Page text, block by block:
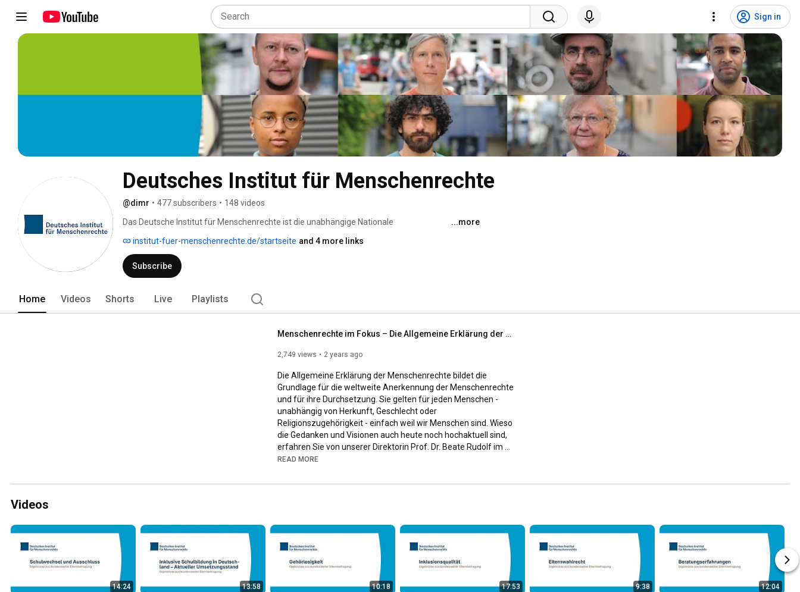
Sign in
Deutsches Institut für Menschenrechte
@dimr • 477 subscribers • 148 videos
Das Deutsche Institut für Menschenrechte ist die unabhängige Nationale
...more
institut-fuer-menschenrechte.de/startseite and 4 more links
Subscribe
Home Videos Shorts Live Playlists
Menschenrechte im Fokus – Die Allgemeine Erklärung der Menschenrechte
2,749 views 2 years ago
Die Allgemeine Erklärung der Menschenrechte bildet die
Grundlage für die weltweite Anerkennung der Menschenrechte
und für ihre Durchsetzung. Sie gelten für jeden Menschen -
unabhängig von Herkunft, Geschlecht oder
Religionszugehörigkeit - einfach weil wir Menschen sind. Wieso
die Gedanken und Visionen auch heute noch hochaktuell sind,
erfahren Sie von unserer Direktorin Prof. Dr. Beate Rudolf im
Video.
Das Video ist Teil unserer Reihe „Menschenrechte im Fokus“,
Weitere Informationen zur Allgemeinen Erklärung der
https://www.institut-fuer-menschenrec...
Produktion: Time Prints Film & Media, 2023
READ MORE
Videos
14:24 13:58 10:18 17:53 9:38 12:04